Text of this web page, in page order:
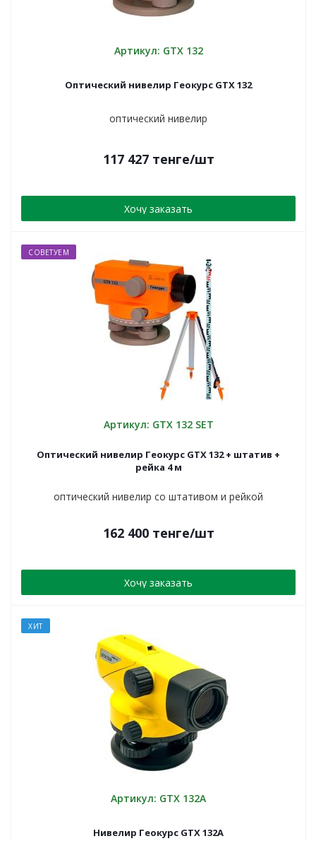
Артикул: GTX 132
Оптический нивелир Геокурс GTX 132
оптический нивелир
117 427тенге/шт
Хочу заказать
СОВЕТУЕМ
Артикул: GTX 132 SET
Оптический нивелир Геокурс GTX 132 + штатив +
рейка 4 м
оптический нивелир со штативом и рейкой
162 400тенге/шт
Хочу заказать
ХИТ
Артикул: GTX 132A
Нивелир Геокурс GTX 132А